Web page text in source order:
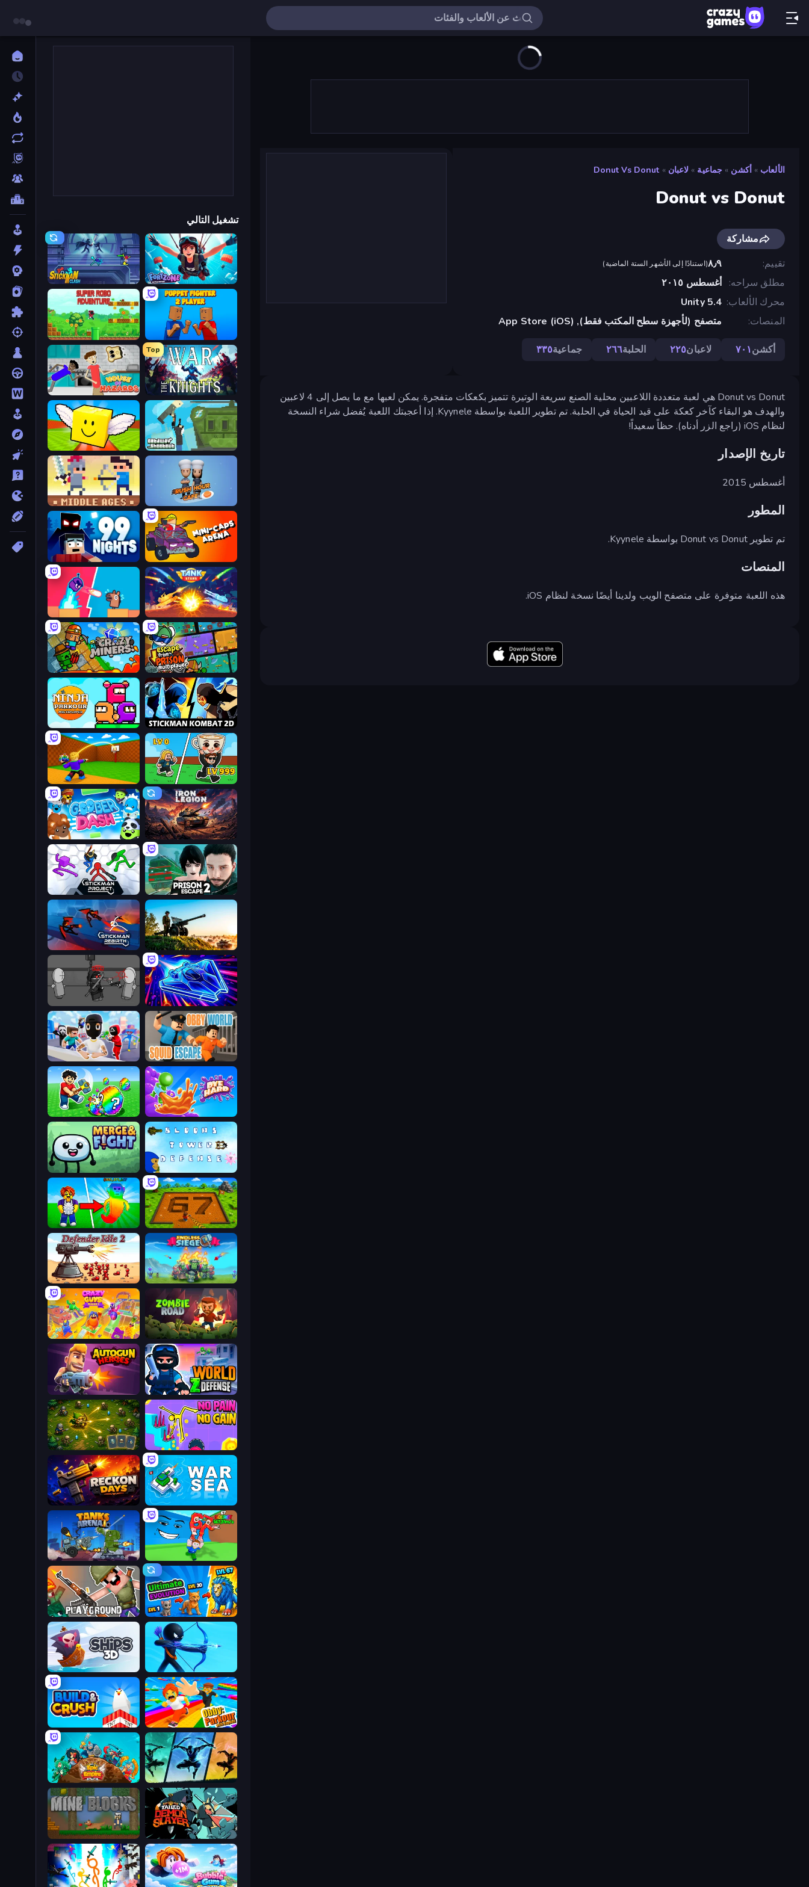
الألعاب » أكشن » جماعية » لاعبان »
Donut Vs Donut
Donut vs Donut
مشاركة
تقييم
٨٫٩(استنادًا إلى الأشهر الستة الماضية)
مطلق سراحه
أغسطس ٢٠١٥
محرك الألعاب Unity 5.4
المنصات
متصفح (لأجهزة سطح المكتب فقط), App Store (iOS)
أكشن٧٠١ لاعبان٢٢٥ الحلبة٢٦٦ جماعية٣٣٥
Donut vs Donut هي لعبة متعددة اللاعبين محلية الصنع سريعة الوتيرة تتميز بكعكات متفجرة. يمكن لعبها مع ما يصل إلى 4 لاعبين
والهدف هو البقاء كآخر كعكة على قيد الحياة في الحلبة. تم تطوير اللعبة بواسطة Kyynele. إذا أعجبتك اللعبة يُفضل شراء النسخة
لنظام iOS (راجع الزر أدناه). حظاً سعيداً!
تاريخ الإصدار
أغسطس 2015
المطور
تم تطوير Donut vs Donut بواسطة Kyynele.
المنصات
هذه اللعبة متوفرة على متصفح الويب ولدينا أيضًا نسخة لنظام iOS.
تشغيل التالي
Fortzone Battle Royale
Stickman Clash
Puppet Fighter 2 Player
Super Robo - Adventure
Top
War the Knights
House of Hazards
Getaway Shootout
Lucky Brainrot Blocks Online
Rush Hour Cafe
Castle Wars: Middle Ages
Mini-Caps: Arena
99 Nights (Bloxd.io)
Tank Stars
Boom Slingers ReBoom
Escape From Prison Multiplayer
Crazy Miners
Stickman Kombat 2D
Ninja Parkour Multiplayer
Brainrot Arena Online
Throw a Lucky Block
Iron Legion
Goober Dash
Prison Escape 2
Stickman Project
Artillery Vs Tanks
Stickman Rebirth
Stellar Swarm
Madness Project Nexus
Obby World: Squid Escape
Mr. Dude: Online Multiverse Challenge
Dye Hard
Break a Lucky Egg Brainrots
Bloons Tower Defense 3
Merge & Fight
Obby: Dig Brainrots
Collect Brainrot Egg
Endless Siege
Defender Idle 2
Zombie Road
Crazy Guys
World Z Defense - Zombie Defense
Autogun Heroes
No Pain No Gain - Ragdoll Sandbox
Tiny Ranger
War Sea
Reckon Days
Tanks Arena io: Craft & Combat
Ultimate Evolution
Playground
Archers Random
Ships 3D
Obby: Parkour with Ragdoll
Build and Crush
Shadow Ninja Revenge
Epic Empire: Tower Defense
Tailed Demon Slayer
Mine Blocks